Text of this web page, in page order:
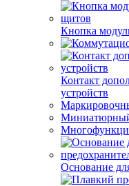
Кнопка
Контакт
устройств
Миниатюрный
Основание